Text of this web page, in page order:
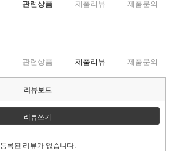
관련상품 제품리뷰 제품문의
관련상품 제품리뷰 제품문의
리뷰보드
리뷰쓰기
등록된 리뷰가 없습니다.